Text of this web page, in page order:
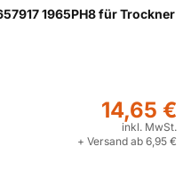
1965PH8 für Trockner
14,65 €
inkl. MwSt.
+ Versand ab 6,95 €